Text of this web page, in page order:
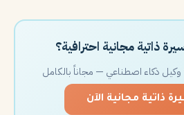
ذاتية مجانية احترافية؟
ذاتية مجانية الآن